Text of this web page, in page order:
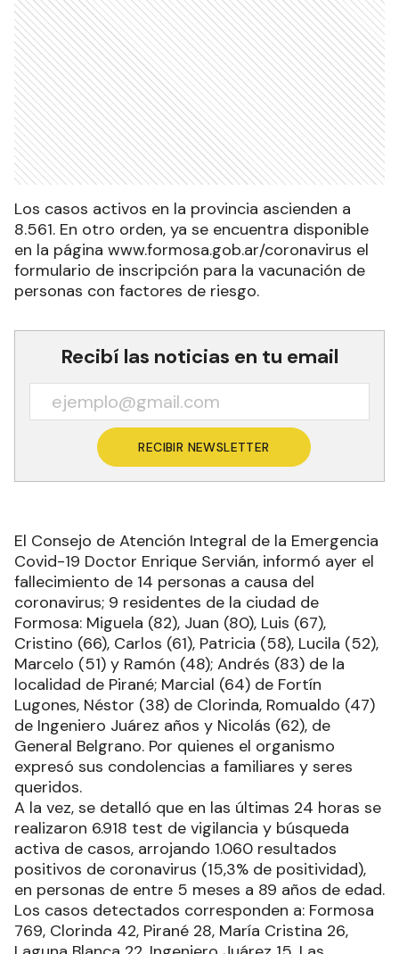
Los casos activos en la provincia ascienden a
8.561. En otro orden, ya se encuentra disponible
en la página www.formosa.gob.ar/coronavirus el
formulario de inscripción para la vacunación de
personas con factores de riesgo.
Recibí las noticias en tu email
RECIBIR NEWSLETTER
El Consejo de Atención Integral de la Emergencia
Covid-19 Doctor Enrique Servián, informó ayer el
fallecimiento de 14 personas a causa del
coronavirus; 9 residentes de la ciudad de
Formosa: Miguela (82), Juan (80), Luis (67),
Cristino (66), Carlos (61), Patricia (58), Lucila (52),
Marcelo (51) y Ramón (48); Andrés (83) de la
localidad de Pirané; Marcial (64) de Fortín
Lugones, Néstor (38) de Clorinda, Romualdo (47)
de Ingeniero Juárez años y Nicolás (62), de
General Belgrano. Por quienes el organismo
expresó sus condolencias a familiares y seres
queridos.
A la vez, se detalló que en las últimas 24 horas se
realizaron 6.918 test de vigilancia y búsqueda
activa de casos, arrojando 1.060 resultados
positivos de coronavirus (15,3% de positividad),
en personas de entre 5 meses a 89 años de edad.
Los casos detectados corresponden a: Formosa
769, Clorinda 42, Pirané 28, María Cristina 26,